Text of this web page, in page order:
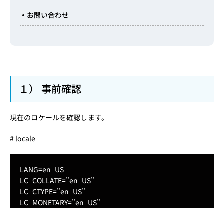
お問い合わせ
１） 事前確認
現在のロケールを確認します。
# locale
LANG=en_US
LC_COLLATE=”en_US”
LC_CTYPE=”en_US”
LC_MONETARY=”en_US”